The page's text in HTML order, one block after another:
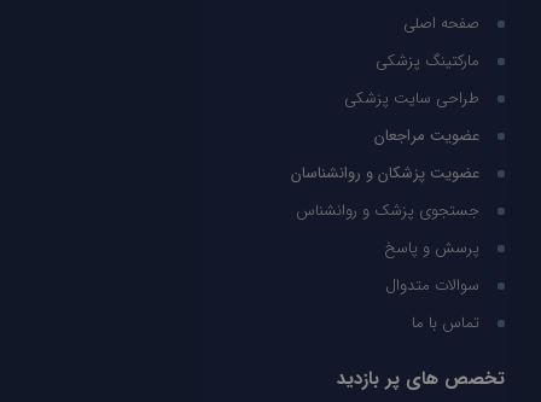
صفحه اصلی
مارکتینگ پزشکی
طراحی سایت پزشکی
عضویت مراجعان
عضویت پزشکان و روانشناسان
جستجوی پزشک و روانشناس
پرسش و پاسخ
سوالات متدوال
تماس با ما
تخصص های پر بازدید